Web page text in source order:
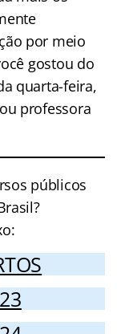
por meio
gostou do
quarta-feira,
professora
públicos